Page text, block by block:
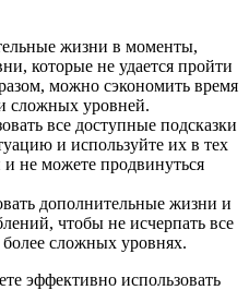
жизни в моменты,
которые не удается пройти
можно сэкономить время
сложных уровней.
все доступные подсказки
и используйте их в тех
и не можете продвинуться
дополнительные жизни и
чтобы не исчерпать все
сложных уровнях.
эффективно использовать